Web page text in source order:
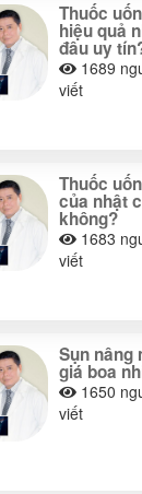
Thuốc
hiệu quả
đâu uy
1689
viết
Thuốc
của nhật
không?
1683
viết
Sụn nâng
giá boa
1650
viết